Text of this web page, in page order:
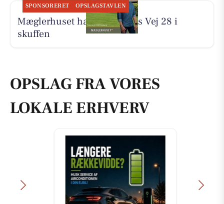
SPONSORERET OPSLAGSTAVLEN
Mæglerhuset har solgt Tines Vej 28 i
skuffen
OPSLAG FRA VORES
LOKALE ERHVERV